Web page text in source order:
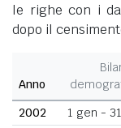
le righe con i
dopo il
Anno
2002
1 gen -